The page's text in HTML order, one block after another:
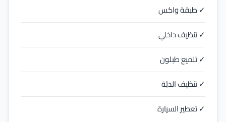
✓ طبقة واكس
✓ تنظيف داخلي
✓ تلميع طبلون
✓ تنظيف الدبّة
✓ تعطير السيارة